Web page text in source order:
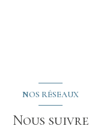
NOS RÉSEAUX
Nous suivre